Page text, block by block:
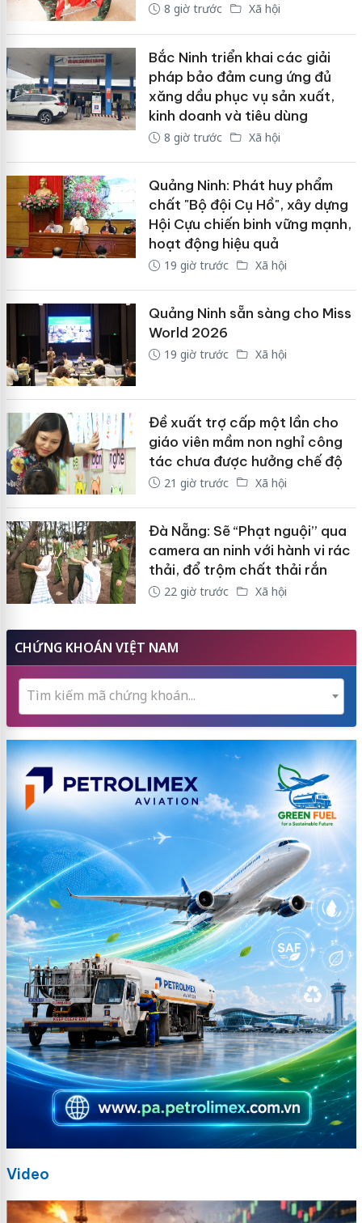
8 giờ trước Xã hội
Bắc Ninh triển khai các giải
pháp bảo đảm cung ứng đủ
xăng dầu phục vụ sản xuất,
kinh doanh và tiêu dùng
8 giờ trước Xã hội
Quảng Ninh: Phát huy phẩm
chất "Bộ đội Cụ Hồ", xây dựng
Hội Cựu chiến binh vững mạnh,
hoạt động hiệu quả
19 giờ trước Xã hội
Quảng Ninh sẵn sàng cho Miss
World 2026
19 giờ trước Xã hội
Đề xuất trợ cấp một lần cho
giáo viên mầm non nghỉ công
tác chưa được hưởng chế độ
21 giờ trước Xã hội
Đà Nẵng: Sẽ “Phạt nguội” qua
camera an ninh với hành vi rác
thải, đổ trộm chất thải rắn
22 giờ trước Xã hội
CHỨNG KHOÁN VIỆT NAM
Tìm kiếm mã chứng khoán...
Video